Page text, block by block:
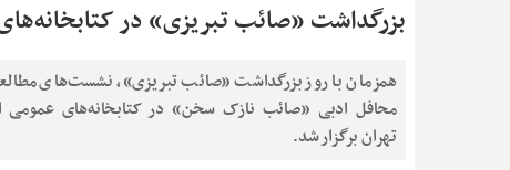
بزرگداشت «صائب تبریزی» در
همزمان با روز بزرگداشت «صائب تبریزی»، نشست‌های
محافل ادبی «صائب نازک سخن» در کتابخانه‌های عمومی
تهران برگزار شد.